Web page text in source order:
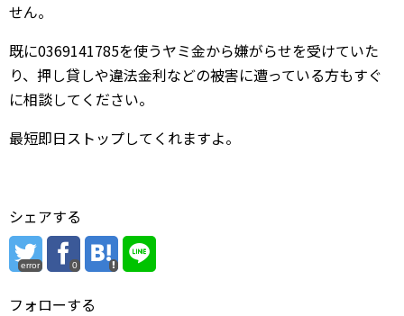
せん。
既に0369141785を使うヤミ金から嫌がらせを受けていた
り、押し貸しや違法金利などの被害に遭っている方もすぐ
に相談してください。
最短即日ストップしてくれますよ。
シェアする
error 0
フォローする